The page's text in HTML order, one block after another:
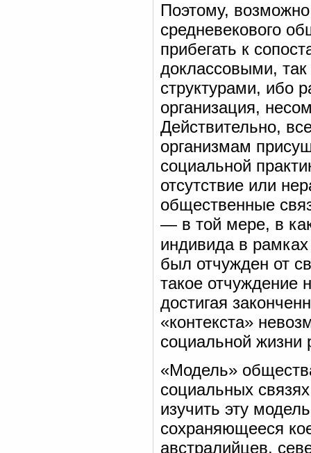
Поэтому,
средневекового
прибегать к
доклассовыми,
структурами, ибо
организация,
Действительно,
организмам
социальной
отсутствие или
общественные
— в той мере, в
индивида в
был отчужден от
такое отчуждение
достигая
«контекста»
социальной жизни
«Модель»
социальных
изучить эту
сохраняющееся
австралийцев,